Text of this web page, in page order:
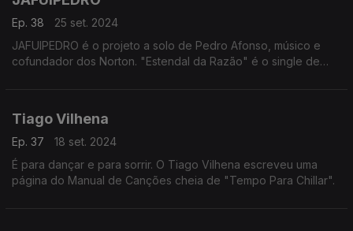
Ep. 38
25 set. 2024
JAFUIPEDRO é o projeto a solo de Pedro Afonso, músico e
cofundador dos Norton. "Estendal da Razão" é o single de
Tiago Vilhena
Ep. 37
18 set. 2024
É para dançar e para sorrir. O Tiago Vilhena escreveu uma
página do Manual de Canções cheia de "Tempo Para Chillar".